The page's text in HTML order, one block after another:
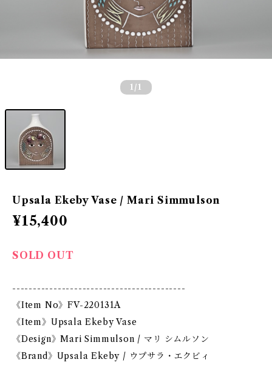
1 /1
Upsala Ekeby Vase / Mari Simmulson
¥15,400
SOLD OUT
------------------------------------------
《Item No》FV-220131A
《Item》Upsala Ekeby Vase
《Design》Mari Simmulson / マリ シムルソン
《Brand》Upsala Ekeby / ウプサラ・エクビィ